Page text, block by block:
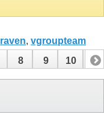
raven, vgroupteam
8 9 10 11